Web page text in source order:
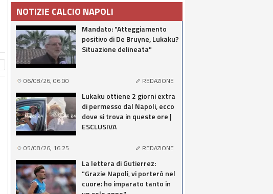
NOTIZIE CALCIO NAPOLI
Mandato: "Atteggiamento
positivo di De Bruyne, Lukaku?
Situazione delineata"
06/08/26, 06:00 REDAZIONE
Lukaku ottiene 2 giorni extra
di permesso dal Napoli, ecco
dove si trova in queste ore |
ESCLUSIVA
05/08/26, 16:25 REDAZIONE
La lettera di Gutierrez:
"Grazie Napoli, vi porterò nel
cuore: ho imparato tanto in